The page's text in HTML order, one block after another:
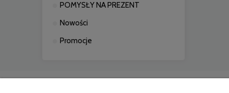
POMYSŁY NA PREZENT
Nowości
Promocje